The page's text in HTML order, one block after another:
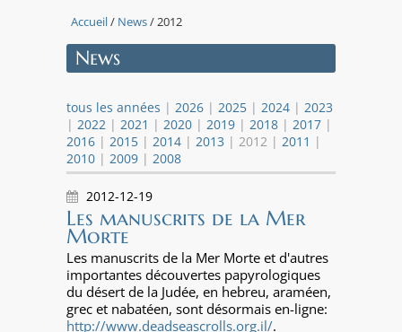
Accueil/ News/ 2012
News
tous les années | 2026 | 2025 | 2024 | 2023
| 2022 | 2021 | 2020 | 2019 | 2018 | 2017 |
2016 | 2015 | 2014 | 2013 | 2012 | 2011 |
2010 | 2009 | 2008
2012-12-19
Les manuscrits de la Mer
Morte
Les manuscrits de la Mer Morte et d'autres
importantes découvertes papyrologiques
du désert de la Judée, en hebreu, araméen,
grec et nabatéen, sont désormais en-ligne:
http://www.deadseascrolls.org.il/.